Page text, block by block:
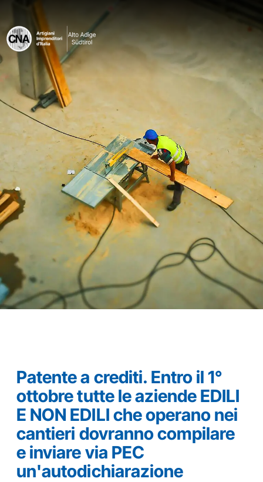
Patente a crediti. Entro il 1°
ottobre tutte le aziende EDILI
E NON EDILI che operano nei
cantieri dovranno compilare
e inviare via PEC
un'autodichiarazione